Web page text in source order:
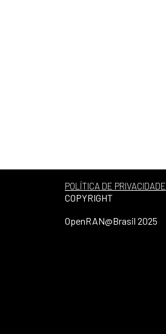
POLÍTICA DE PRIVACIDADE
COPYRIGHT
OpenRAN@Brasil 2025